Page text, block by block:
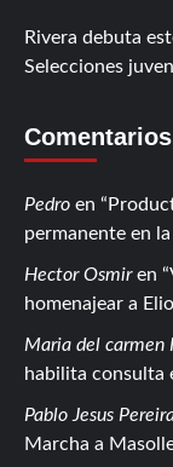
Rivera debuta
Selecciones
Pedro en
permanente en
Hector Osmiren
homenajear a
Maria del carmen
habilita consulta
Pablo Jesus
Marcha a